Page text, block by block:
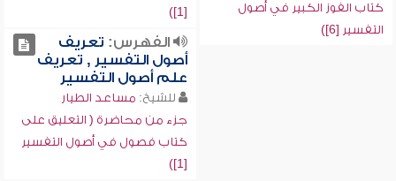
كتاب الفوز الكبير في أصول
التفسير [6])
[1])
الفهرس: تعريف
أصول التفسير , تعريف
علم أصول التفسير
للشيخ: مساعد الطيار
جزء من محاضرة ( التعليق على
كتاب فصول في أصول التفسير
[1])